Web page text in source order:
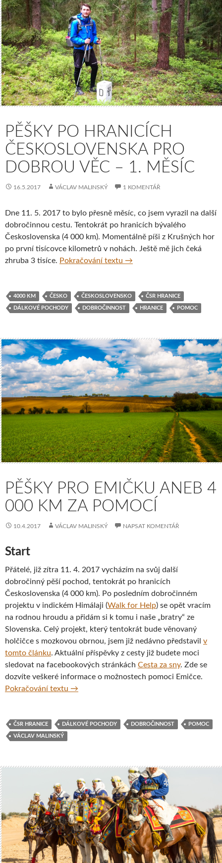
PĚŠKY PO HRANICÍCH
ČESKOSLOVENSKA PRO
DOBROU VĚC – 1. MĚSÍC
16.5.2017 VÁCLAV MALINSKÝ 1 KOMENTÁŘ
Dne 11. 5. 2017 to bylo přesně měsíc, co jsem vyrazil na další
dobročinnou cestu. Tentokrát po hranicích bývalého
Československa (4 000 km). Momentálně píši z Krušných hor
po první tisícovce kilometrů v nohách. Ještě mě jich čeká
zhruba 3 tisíce. Pokračování textu Pěšky po hranicích
→
4000 KM ČESKO ČESKOSLOVENSKO ČSR HRANICE
DÁLKOVÉ POCHODY DOBROČINNOST HRANICE POMOC
PĚŠKY PRO EMIČKU ANEB 4
000 KM ZA POMOCÍ
10.4.2017 VÁCLAV MALINSKÝ NAPSAT KOMENTÁŘ
Start
Přátelé, již zítra 11. 4. 2017 vycházím na svůj další
dobročinný pěší pochod, tentokrát po hranicích
Československa (4 000 km). Po posledním dobročinném
projektu v indickém Himálaji (Walk for Help) se opět vracím
na rodnou hroudu a přidám si k tomu i naše „bratry“ ze
Slovenska. Celý projekt, který tentokrát bude věnovaný
holčičce s mozkovou obrnou, jsem již nedávno představil v
tomto článku. Aktuální příspěvky z cesty již budete moci
sledovat na facebookových stránkách Cesta za sny. Zde se
dozvíte veškeré informace o možnostech pomoci Emičce.
Pokračování textu Pěšky pro Emičku aneb 4 000 km za pomocí
→
ČSR HRANICE DÁLKOVÉ POCHODY DOBROČINNOST POMOC
VÁCLAV MALINSKÝ